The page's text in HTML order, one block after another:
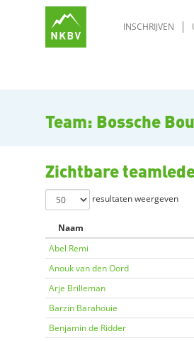
INSCHRIJVEN
Team: Bossche
Zichtbare
resultaten weergeven
Naam
Abel Remi
Anouk van den Oord
Arje Brilleman
Barzin Barahouie
Benjamin de Ridder